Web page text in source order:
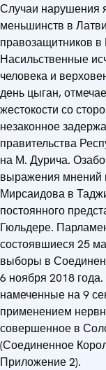
Случаи нарушения
меньшинств в
правозащитников
Насильственные
человека и
день цыган,
жестокости со
незаконное
правительства
на М. Дурича.
выражения мнений
Мирсаидова в
постоянного
Гюльдере.
состоявшиеся 25
выборы в
6 ноября 2018
намеченные на 9
применением
совершенное в
(Соединенное
Приложение 2).